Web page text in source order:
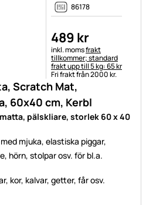
Scratch Mat,
60x40 cm, Kerbl
pälskliare, storlek 60 x 40
mjuka, elastiska piggar,
hörn, stolpar osv. för bl.a.
kor, kalvar, getter, får osv.
86178
489 kr
Skatteinformation:
inkl. momsfrakt
tillkommer; standard
frakt upp till 5 kg: 65 kr
Fri frakt från 2000 kr.